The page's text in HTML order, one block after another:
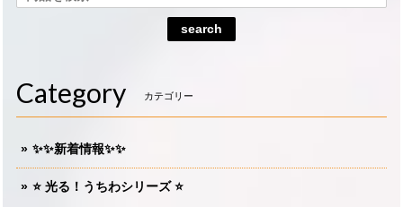
search
Category カテゴリー
✨✨新着情報✨✨
⭐️ 光る！うちわシリーズ ⭐️